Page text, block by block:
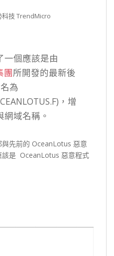
科技 TrendMicro
一個應該是由
團所開發的最新後
為
，增
域名稱。
先前的 OceanLotus 惡意
該是 OceanLotus 惡意程式